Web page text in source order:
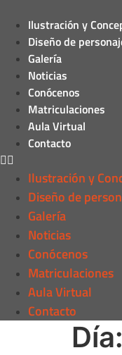
Ilustración y
Diseño de
Galería
Noticias
Conócenos
Matriculaciones
Aula Virtual
Contacto
Ilustración y
Diseño de
Galería
Noticias
Conócenos
Matriculaciones
Aula Virtual
Contacto
Día: